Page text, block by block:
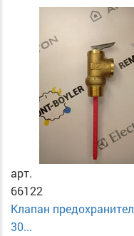
арт.
66122
Клапан
30...